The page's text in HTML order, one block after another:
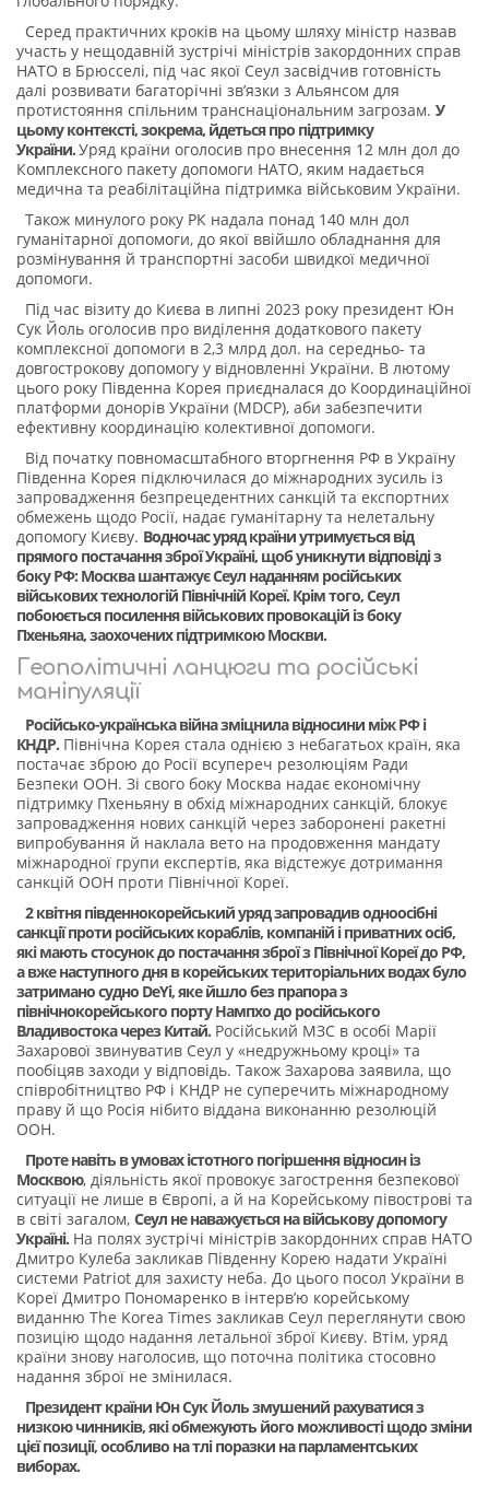
Серед практичних кроків на цьому шляху міністр назвав
участь у нещодавній зустрічі міністрів закордонних справ
НАТО в Брюсселі, під час якої Сеул засвідчив готовність
далі розвивати багаторічні зв’язки з Альянсом для
протистояння спільним транснаціональним загрозам. У
цьому контексті, зокрема, йдеться про підтримку
України.Уряд країни оголосив про внесення 12 млн дол до
Комплексного пакету допомоги НАТО, яким надається
медична та реабілітаційна підтримка військовим України.
Також минулого року РК надала понад 140 млн дол
гуманітарної допомоги, до якої ввійшло обладнання для
розмінування й транспортні засоби швидкої медичної
допомоги.
Під час візиту до Києва в липні 2023 року президент Юн
Сук Йоль оголосив про виділення додаткового пакету
комплексної допомоги в 2,3 млрд дол. на середньо- та
довгострокову допомогу у відновленні України. В лютому
цього року Південна Корея приєдналася до Координаційної
платформи донорів України (MDCP), аби забезпечити
ефективну координацію колективної допомоги.
Від початку повномасштабного вторгнення РФ в Україну
Південна Корея підключилася до міжнародних зусиль із
запровадження безпрецедентних санкцій та експортних
обмежень щодо Росії, надає гуманітарну та нелетальну
допомогу Києву. Водночас уряд країни утримується від
прямого постачання зброї Україні, щоб уникнути відповіді з
боку РФ: Москва шантажує Сеул наданням російських
військових технологій Північній Кореї. Крім того, Сеул
побоюється посилення військових провокацій із боку
Пхеньяна, заохочених підтримкою Москви.
Геополітичні ланцюги та російські
маніпуляції
Російсько-українська війна зміцнила відносини між РФ і
КНДР. Північна Корея стала однією з небагатьох країн, яка
постачає зброю до Росії всупереч резолюціям Ради
Безпеки ООН. Зі свого боку Москва надає економічну
підтримку Пхеньяну в обхід міжнародних санкцій, блокує
запровадження нових санкцій через заборонені ракетні
випробування й наклала вето на продовження мандату
міжнародної групи експертів, яка відстежує дотримання
санкцій ООН проти Північної Кореї.
2 квітня південнокорейський уряд запровадив одноосібні
санкції проти російських кораблів, компаній і приватних осіб,
які мають стосунок до постачання зброї з Північної Кореї до РФ,
а вже наступного дня в корейських територіальних водах було
затримано судно DeYi, яке йшло без прапора з
північнокорейського порту Нампхо до російського
Владивостока через Китай. Російський МЗС в особі Марії
Захарової звинуватив Сеул у «недружньому кроці» та
пообіцяв заходи у відповідь. Також Захарова заявила, що
співробітництво РФ і КНДР не суперечить міжнародному
праву й що Росія нібито віддана виконанню резолюцій
ООН.
Проте навіть в умовах істотного погіршення відносин із
Москвою, діяльність якої провокує загострення безпекової
ситуації не лише в Європі, а й на Корейському півострові та
в світі загалом, Сеул не наважується на військову допомогу
Україні. На полях зустрічі міністрів закордонних справ НАТО
Дмитро Кулеба закликав Південну Корею надати Україні
системи Patriot для захисту неба. До цього посол України в
Кореї Дмитро Пономаренко в інтерв’ю корейському
виданню The Korea Times закликав Сеул переглянути свою
позицію щодо надання летальної зброї Києву. Втім, уряд
країни знову наголосив, що поточна політика стосовно
надання зброї не змінилася.
Президент країни Юн Сук Йоль змушений рахуватися з
низкою чинників, які обмежують його можливості щодо зміни
цієї позиції, особливо на тлі поразки на парламентських
виборах.